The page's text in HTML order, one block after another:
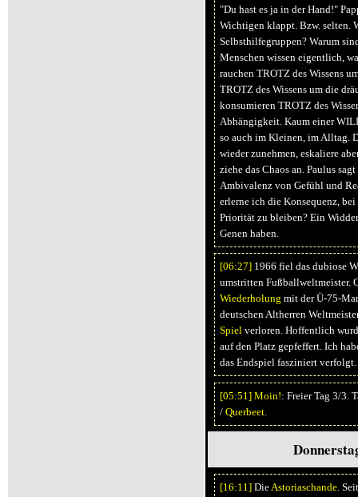
"Du hast es ja in der Hand!"
Wichtigen klappt. Bzw. selten.
Selbsthilfegruppen? Warum
Menschen wissen eigentlich,
rauchen TROTZ des Wissens
TROTZ des Wissens um die
konsumieren TROTZ des
Abhängigkeit. Kaum einer
so auch im Kleinen, im Alltag.
wieder zunehmen, eskaliere
ziehe das Chaos an. Paulus
Ambivalenz von Gefühl und
erlerne ich die Konsequenz,
Priorität zu bleiben? Ein
Genen haben.
[06:27]1966 fiel das dubiose
umstritten Fußballweltmeister.
Wiederholung mit der Ü-75-
deutschen Altherren
Spielverloren. Hoffentlich
auf den Platz gepfeffert. Ich
das Endspiel fasziniert verfolgt.
[05:51] Moin!: Freier Tag 3/3.
/ Querbeet.
[16:11]Die Astoriaschande.